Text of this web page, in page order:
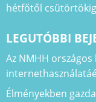
hétfőtől csütörtökig
LEGUTÓBBI
Az NMHH
Élményekben